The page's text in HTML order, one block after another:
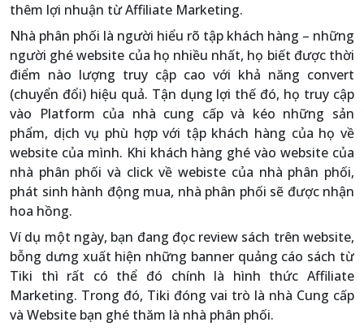
thêm lợi nhuận từ Affiliate Marketing.
Nhà phân phối là người hiểu rõ tập khách hàng – những
người ghé website của họ nhiều nhất, họ biết được thời
điểm nào lượng truy cập cao với khả năng convert
(chuyển đổi) hiệu quả. Tận dụng lợi thế đó, họ truy cập
vào Platform của nhà cung cấp và kéo những sản
phẩm, dịch vụ phù hợp với tập khách hàng của họ về
website của mình. Khi khách hàng ghé vào website của
nhà phân phối và click về webiste của nhà phân phối,
phát sinh hành động mua, nhà phân phối sẽ được nhận
hoa hồng.
Ví dụ một ngày, bạn đang đọc review sách trên website,
bỗng dưng xuất hiện những banner quảng cáo sách từ
Tiki thì rất có thể đó chính là hình thức Affiliate
Marketing. Trong đó, Tiki đóng vai trò là nhà Cung cấp
và Website bạn ghé thăm là nhà phân phối.